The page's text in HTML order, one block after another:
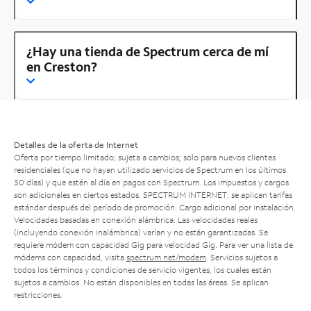
¿Hay una tienda de Spectrum cerca de mí
en Creston?
Detalles de la oferta de Internet
Oferta por tiempo limitado; sujeta a cambios; solo para nuevos clientes
residenciales (que no hayan utilizado servicios de Spectrum en los últimos
30 días) y que estén al día en pagos con Spectrum. Los impuestos y cargos
son adicionales en ciertos estados. SPECTRUM INTERNET: se aplican tarifas
estándar después del período de promoción. Cargo adicional por instalación.
Velocidades basadas en conexión alámbrica. Las velocidades reales
(incluyendo conexión inalámbrica) varían y no están garantizadas. Se
requiere módem con capacidad Gig para velocidad Gig. Para ver una lista de
módems con capacidad, visita spectrum.net/modem . Servicios sujetos a
todos los términos y condiciones de servicio vigentes, los cuales están
sujetos a cambios. No están disponibles en todas las áreas. Se aplican
restricciones.